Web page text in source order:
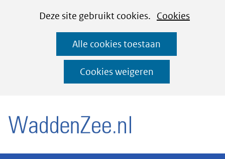
CookiesDeze site gebruikt cookies. Cookies
deze
Alle cookies toestaan
Cookies weigeren
Ga
naar
de
inhoud